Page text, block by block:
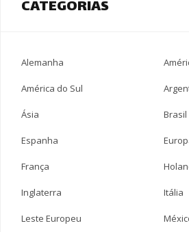
CATEGORIAS
Alemanha
América do Sul
Ásia Brasil
Espanha
França
Inglaterra Itália
Leste Europeu